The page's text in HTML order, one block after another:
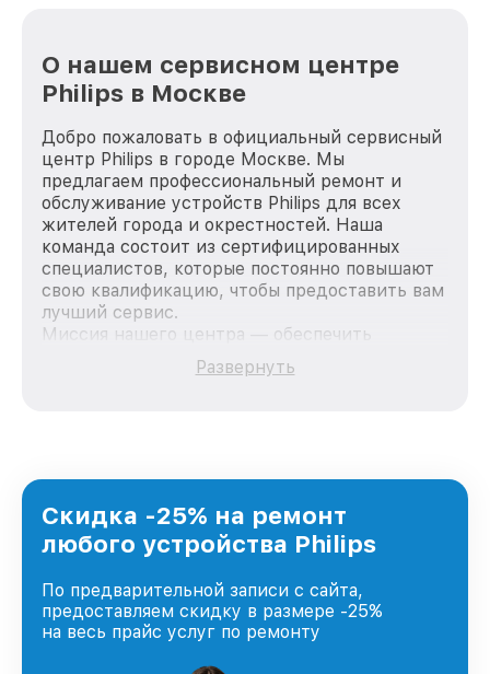
О нашем сервисном центре
Philips в Москве
Добро пожаловать в официальный сервисный
центр Philips в городе Москве. Мы
предлагаем профессиональный ремонт и
обслуживание устройств Philips для всех
жителей города и окрестностей. Наша
команда состоит из сертифицированных
специалистов, которые постоянно повышают
свою квалификацию, чтобы предоставить вам
лучший сервис.
Миссия нашего центра — обеспечить
качественный и доступный ремонт для
каждого пользователя продукции Philips, вне
Москве, постоянно повышая уровень доверия
и лояльности наших клиентов.
Развернуть
Скидка -25% на ремонт
любого устройства Philips
По предварительной записи с сайта,
предоставляем скидку в размере -25%
на весь прайс услуг по ремонту